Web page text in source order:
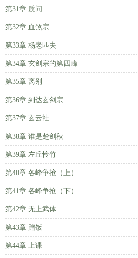
第31章 质问
第32章 血煞宗
第33章 杨老匹夫
第34章 玄剑宗的第四峰
第35章 离别
第36章 到达玄剑宗
第37章 玄云社
第38章 谁是楚剑秋
第39章 左丘怜竹
第40章 各峰争抢（上）
第41章 各峰争抢（下）
第42章 无上武体
第43章 蹭饭
第44章 上课